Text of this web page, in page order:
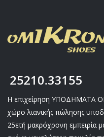
25210.33155
Η επιχείρηση ΥΠΟΔΗΜΑΤΑ
χώρο λιανικής πώλησης
25ετή μακρόχρονη εμπειρία